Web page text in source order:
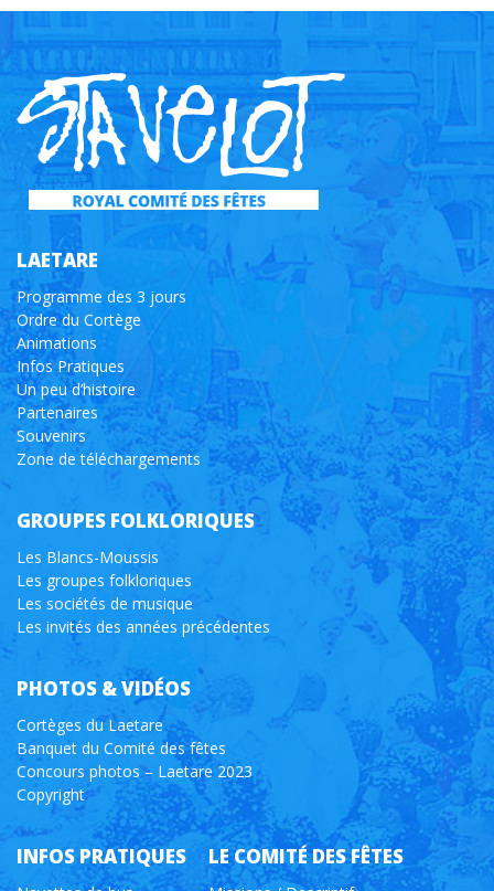
LAETARE
Programme des 3 jours
Ordre du Cortège
Animations
Infos Pratiques
Un peu d’histoire
Partenaires
Souvenirs
Zone de téléchargements
GROUPES FOLKLORIQUES
Les Blancs-Moussis
Les groupes folkloriques
Les sociétés de musique
Les invités des années précédentes
PHOTOS & VIDÉOS
Cortèges du Laetare
Banquet du Comité des fêtes
Concours photos – Laetare 2023
Copyright
INFOS PRATIQUES LE COMITÉ DES FÊTES